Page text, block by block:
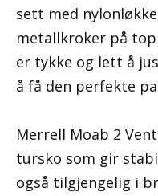
sett med
metallkroker på
er tykke og lett å
å få den perfekte
Merrell Moab 2
tursko som gir
også tilgjengelig i